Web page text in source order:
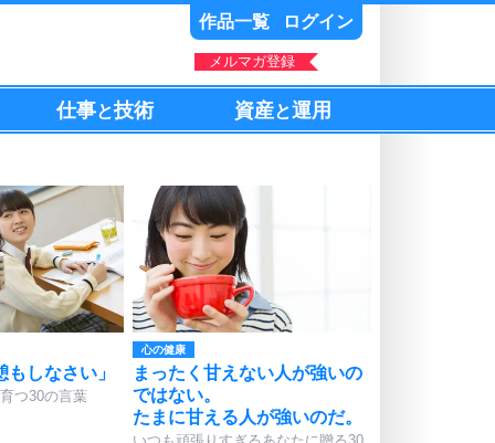
作品一覧 ログイン
メルマガ登録
仕事と技術 資産と運用
もしなさい」
つ30の言葉
心の健康
まったく甘えない人が強いの
ではない。
たまに甘える人が強いのだ。